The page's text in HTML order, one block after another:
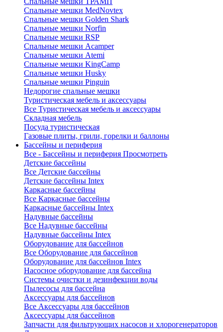
Cпальные мешки MedNovtex
Спальные мешки Golden Shark
Спальные мешки Norfin
Спальные мешки RSP
Спальные мешки Acamper
Спальные мешки Atemi
Спальные мешки KingCamp
Спальные мешки Husky
Спальные мешки Pinguin
Недорогие спальные мешки
Туристическая мебель и аксессуары
Все Туристическая мебель и аксессуары
Складная мебель
Посуда туристическая
Газовые плиты, грили, горелки и баллоны
Бассейны и периферия
Все - Бассейны и периферия Просмотреть
Детские бассейны
Все Детские бассейны
Детские бассейны Intex
Каркасные бассейны
Все Каркасные бассейны
Каркасные бассейны Intex
Надувные бассейны
Все Надувные бассейны
Надувные бассейны Intex
Оборудование для бассейнов
Все Оборудование для бассейнов
Оборудование для бассейнов Intex
Насосное оборудование для бассейна
Системы очистки и дезинфекции воды
Пылесосы для бассейна
Аксессуары для бассейнов
Все Аксессуары для бассейнов
Аксессуары для бассейнов
Запчасти для фильтрующих насосов и хлорогенераторов